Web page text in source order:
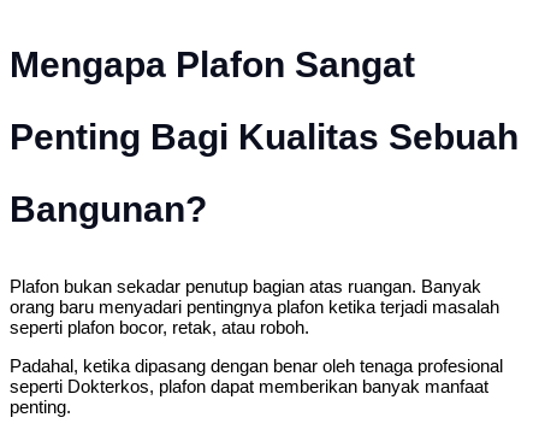
Mengapa Plafon Sangat
Penting Bagi Kualitas Sebuah
Bangunan?
Plafon bukan sekadar penutup bagian atas ruangan. Banyak
orang baru menyadari pentingnya plafon ketika terjadi masalah
seperti plafon bocor, retak, atau roboh.
Padahal, ketika dipasang dengan benar oleh tenaga profesional
seperti Dokterkos, plafon dapat memberikan banyak manfaat
penting.